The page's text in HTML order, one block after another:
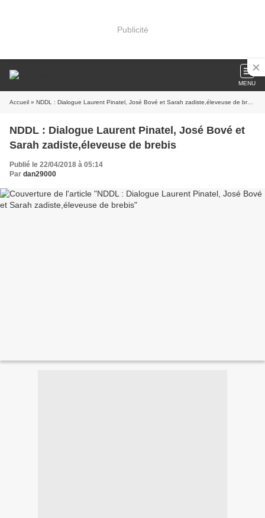
Publicité
MENU
Accueil » NDDL : Dialogue Laurent Pinatel, José Bové et Sarah zadiste,éleveuse de brebis
NDDL : Dialogue Laurent Pinatel, José Bové et
Sarah zadiste,éleveuse de brebis
Publié le 22/04/2018 à 05:14
Par dan29000